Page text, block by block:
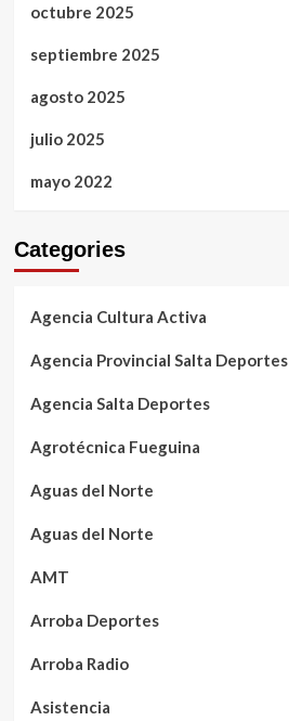
octubre 2025
septiembre 2025
agosto 2025
julio 2025
mayo 2022
Categories
Agencia Cultura Activa
Agencia Provincial Salta Deportes
Agencia Salta Deportes
Agrotécnica Fueguina
Aguas del Norte
Aguas del Norte
AMT
Arroba Deportes
Arroba Radio
Asistencia